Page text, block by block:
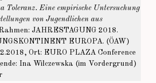
Toleranz. Eine empirische Untersuchung
von Jugendlichen aus
JAHRESTAGUNG 2018.
EUROPA. (ÖAW)
Ort: EURO PLAZA Conference
Ina Wilczewska (im Vordergrund)